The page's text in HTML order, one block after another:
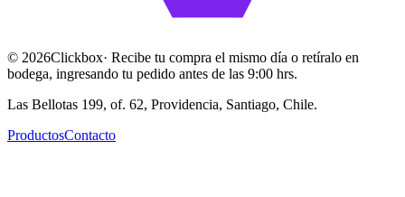
© 2026Clickbox· Recibe tu compra el mismo día o retíralo en
bodega, ingresando tu pedido antes de las 9:00 hrs.
Las Bellotas 199, of. 62, Providencia, Santiago, Chile.
ProductosContacto